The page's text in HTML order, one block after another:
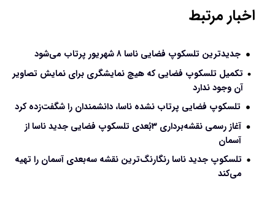
اخبار مرتبط
جدیدترین تلسکوپ فضایی ناسا ۸ شهریور پرتاب می‌شود
تکمیل تلسکوپ فضایی که هیچ نمایشگری برای نمایش تصاویر
آن وجود ندارد
تلسکوپ فضایی پرتاب نشده ناسا، دانشمندان را شگفت‌زده کرد
آغاز رسمی نقشه‌برداری ۳بُعدی تلسکوپ فضایی جدید ناسا از
آسمان
تلسکوپ جدید ناسا رنگارنگ‌ترین نقشه سه‌بعدی آسمان را تهیه
می‌کند